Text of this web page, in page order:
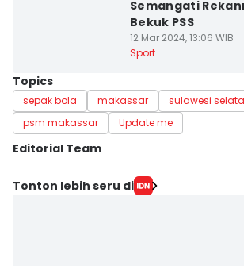
Semangati
Bekuk PSS
12 Mar 2024, 13:06 WIB
Sport
Topics
sepak bola makassar sulawesi
psm makassar
Update me
Editorial Team
Editor
Tonton lebih seru di